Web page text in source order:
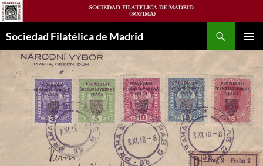
Saltar
al
contenido
Sociedad Filatélica de Madrid